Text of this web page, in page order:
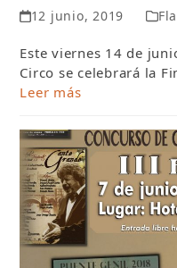
12 junio, 2019
Este viernes 14 de
Circo se celebrará la
Leer más